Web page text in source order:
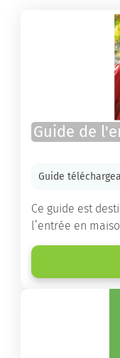
Guide de
Guide
Ce guide est
l’entrée en
Vous y
destinés à